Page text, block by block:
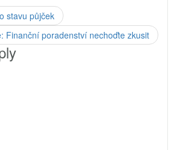
stavu půjček
Finanční poradenství nechoďte zkusit